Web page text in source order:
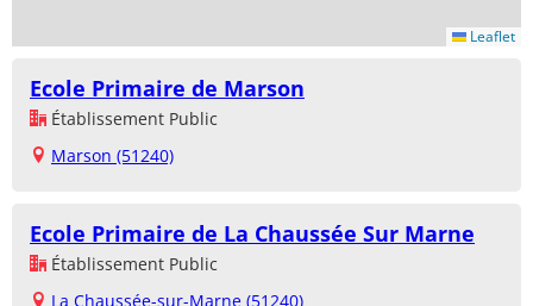
Leaflet
Ecole Primaire de Marson
Établissement Public
Marson (51240)
Ecole Primaire de La Chaussée Sur Marne
Établissement Public
La Chaussée-sur-Marne (51240)